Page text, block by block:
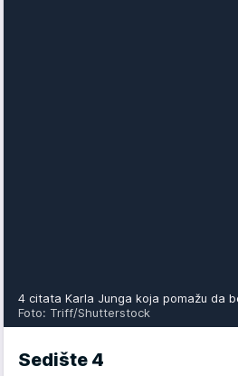
4 citata Karla Junga koja pomažu da
Foto: Triff/Shutterstock
Sedište 4